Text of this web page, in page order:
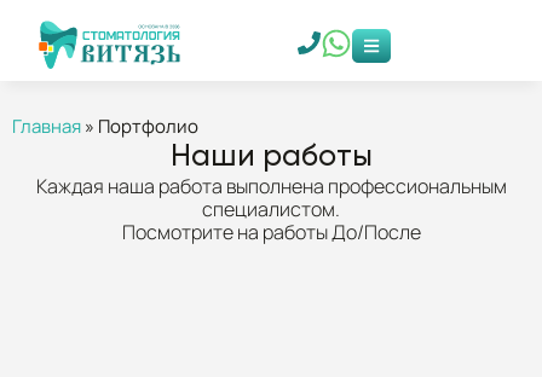
Главная» Портфолио
Наши работы
Каждая наша работа выполнена профессиональным
специалистом.
Посмотрите на работы До/После